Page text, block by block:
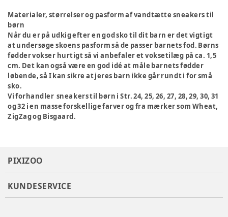
Materialer, størrelser og pasform af vandtætte sneakers til
børn
Når du er på udkig efter en god sko til dit barn er det vigtigt
at undersøge skoens pasform så de passer barnets fod. Børns
fødder vokser hurtigt så vi anbefaler et voksetilæg på ca. 1,5
cm. Det kan også være en god idé at måle barnets fødder
løbende, så I kan sikre at jeres barn ikke går rundt i for små
sko.
Vi forhandler sneakers til børn i Str. 24, 25, 26, 27, 28, 29, 30, 31
og 32 i en masse forskellige farver og fra mærker som Wheat,
ZigZag og Bisgaard.
PIXIZOO
KUNDESERVICE